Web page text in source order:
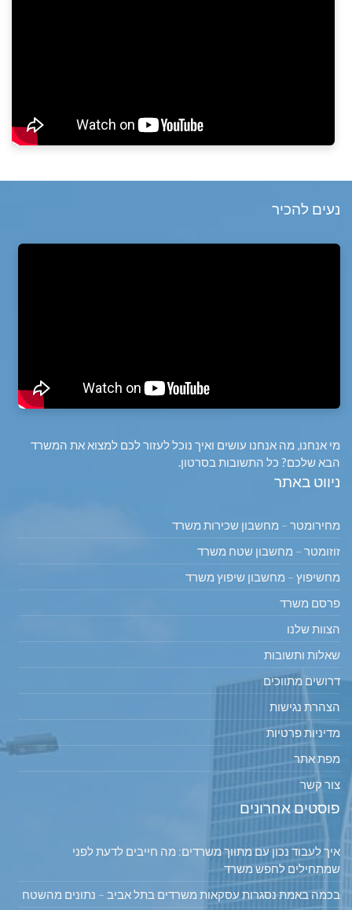
נעים להכיר
מי אנחנו, מה אנחנו עושים ואיך נוכל לעזור לכם למצוא את המשרד
הבא שלכם? כל התשובות בסרטון.
ניווט באתר
מחירומטר – מחשבון שכירות משרד
זוזומטר – מחשבון שטח משרד
מחשיפוץ – מחשבון שיפוץ משרד
פרסם משרד
הצוות שלנו
שאלות ותשובות
דרושים מתווכים
הצהרת נגישות
מדיניות פרטיות
מפת אתר
צור קשר
פוסטים אחרונים
איך לעבוד נכון עם מתווך משרדים: מה חייבים לדעת לפני
שמתחילים לחפש משרד
בכמה באמת נסגרות עסקאות משרדים בתל אביב – נתונים מהשטח